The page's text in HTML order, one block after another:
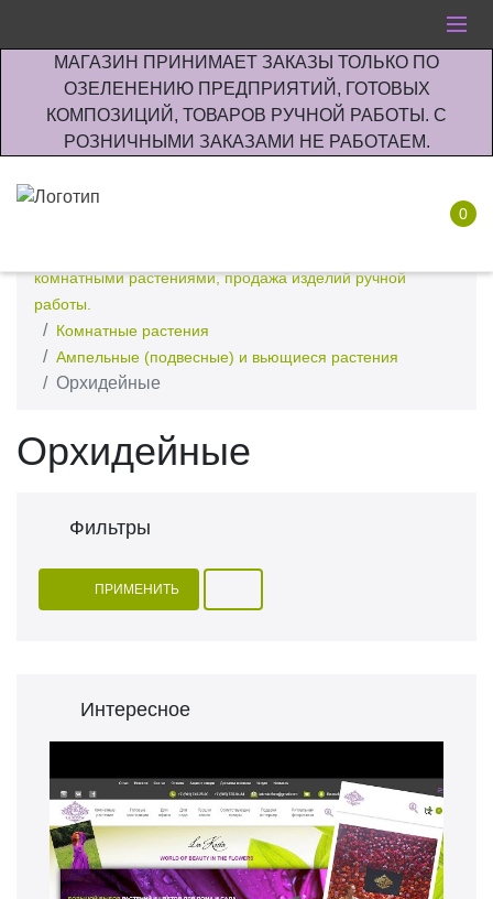
МАГАЗИН ПРИНИМАЕТ ЗАКАЗЫ ТОЛЬКО ПО
ОЗЕЛЕНЕНИЮ ПРЕДПРИЯТИЙ, ГОТОВЫХ
КОМПОЗИЦИЙ, ТОВАРОВ РУЧНОЙ РАБОТЫ. С
РОЗНИЧНЫМИ ЗАКАЗАМИ НЕ РАБОТАЕМ.
0
комнатными растениями, продажа изделий ручной
работы.
Комнатные растения
Ампельные (подвесные) и вьющиеся растения
Орхидейные
Орхидейные
Фильтры
ПРИМЕНИТЬ
Интересное